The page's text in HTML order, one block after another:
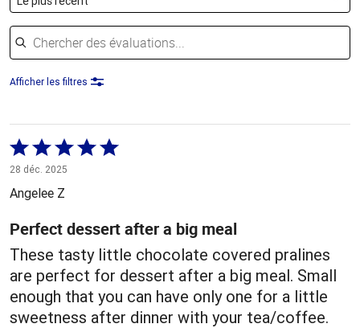
Chercher des évaluations
Afficher les filtres
Coté
5 sur
5
28 déc. 2025
Angelee Z
Perfect dessert after a big meal
These tasty little chocolate covered pralines
are perfect for dessert after a big meal. Small
enough that you can have only one for a little
sweetness after dinner with your tea/coffee.